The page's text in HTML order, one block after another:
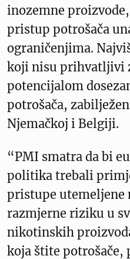
inozemne
pristup potrošača
ograničenjima.
koji nisu prihvatljivi
potencijalom
potrošača,
Njemačkoj i Belgiji.
“PMI smatra da bi
politika trebali
pristupe utemeljene
razmjerne riziku u
nikotinskih
koja štite potrošače,